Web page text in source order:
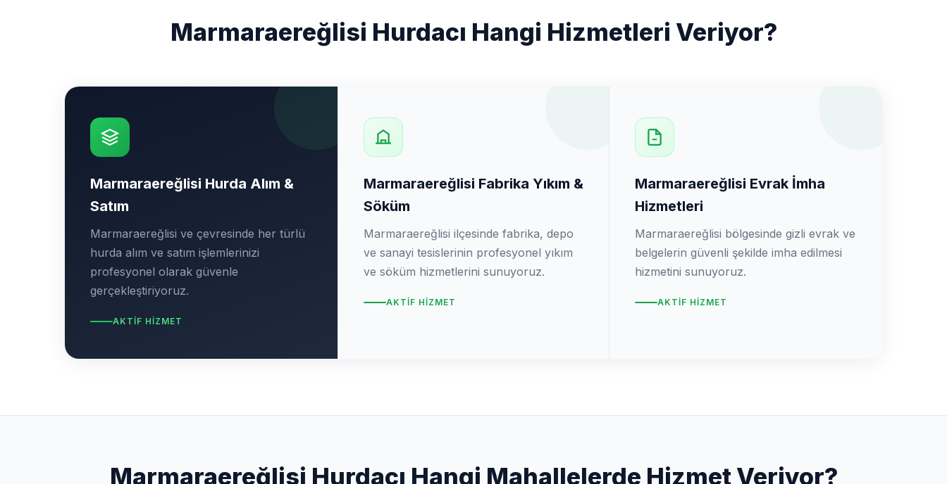
Marmaraereğlisi Hurdacı Hangi Hizmetleri Veriyor?
Marmaraereğlisi Hurda Alım &
Satım
Marmaraereğlisi ve çevresinde her türlü
hurda alım ve satım işlemlerinizi
profesyonel olarak güvenle
gerçekleştiriyoruz.
AKTIF HIZMET
Marmaraereğlisi Fabrika Yıkım &
Söküm
Marmaraereğlisi ilçesinde fabrika, depo
ve sanayi tesislerinin profesyonel yıkım
ve söküm hizmetlerini sunuyoruz.
AKTIF HIZMET
Marmaraereğlisi Evrak İmha
Hizmetleri
Marmaraereğlisi bölgesinde gizli evrak ve
belgelerin güvenli şekilde imha edilmesi
hizmetini sunuyoruz.
AKTIF HIZMET
Marmaraereğlisi Hurdacı Hangi Mahallelerde Hizmet Veriyor?